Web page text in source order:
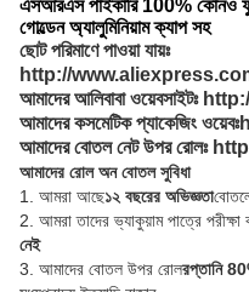
এসআরএস পাইকারি 100% কোনও
গোল্ডেন অ্যালুমিনিয়াম ক্যাপ সহ
ছোট পরিমাণে পাওয়া যায়ঃ
http://
আমাদের আলিবাবা
আমাদের কসমেটিক প্যাকেজিং
আমাদের বোতল নেট উপর
আমাদের রোল অন বোতল সুবিধা
1. আমরা আছে১২ বছরের অভিজ্ঞতা
2. আমরা তাদের ভ্যাকুয়াম পাত্রে পরীক্ষা
নেই
3. আমাদের বোতল উপর রোলরপ্তানি